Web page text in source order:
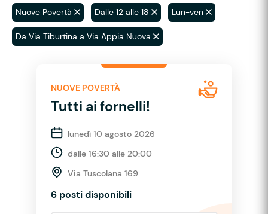
Nuove Povertà Dalle 12 alle 18 Lun-ven
Da Via Tiburtina a Via Appia Nuova
NUOVE POVERTÀ
Tutti ai fornelli!
lunedì 10 agosto 2026
dalle 16:30 alle 20:00
Via Tuscolana 169
6 posti disponibili